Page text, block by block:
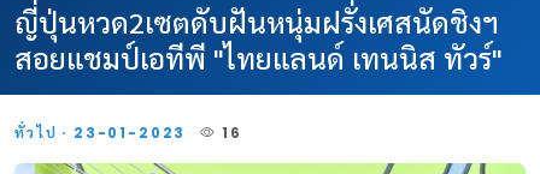
ญี่ปุ่นหวด2เซตดับฝันหนุ่มฝรั่งเศสนัดชิงฯ
สอยแชมป์เอทีพี "ไทยแลนด์ เทนนิส ทัวร์"
ทั่วไป · 23-01-2023 16